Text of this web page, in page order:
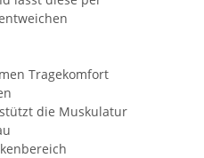
Tragekomfort
die Muskulatur